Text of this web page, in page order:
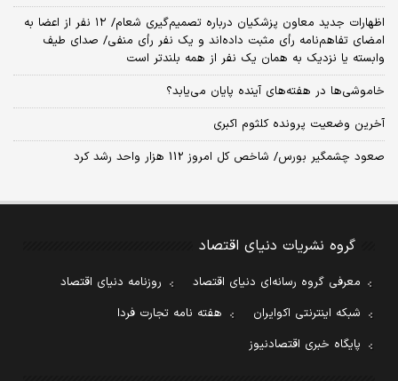
اظهارات جدید معاون پزشکیان درباره تصمیم‌گیری شعام/ ۱۲ نفر از اعضا به
امضای تفاهم‌نامه رأی مثبت داده‌اند و یک نفر رأی منفی/ صدای طیف
وابسته یا نزدیک به همان یک نفر از همه بلندتر است
خاموشی‌ها در هفته‌های آینده پایان می‌یابد؟
آخرین وضعیت پرونده کلثوم اکبری
صعود چشمگیر بورس/ شاخص کل امروز 112 هزار واحد رشد کرد
گروه نشریات دنیای اقتصاد
معرفی گروه رسانه‌ای دنیای اقتصاد
روزنامه دنیای اقتصاد
شبکه اینترنتی اکوایران
هفته نامه تجارت فردا
پایگاه خبری اقتصادنیوز